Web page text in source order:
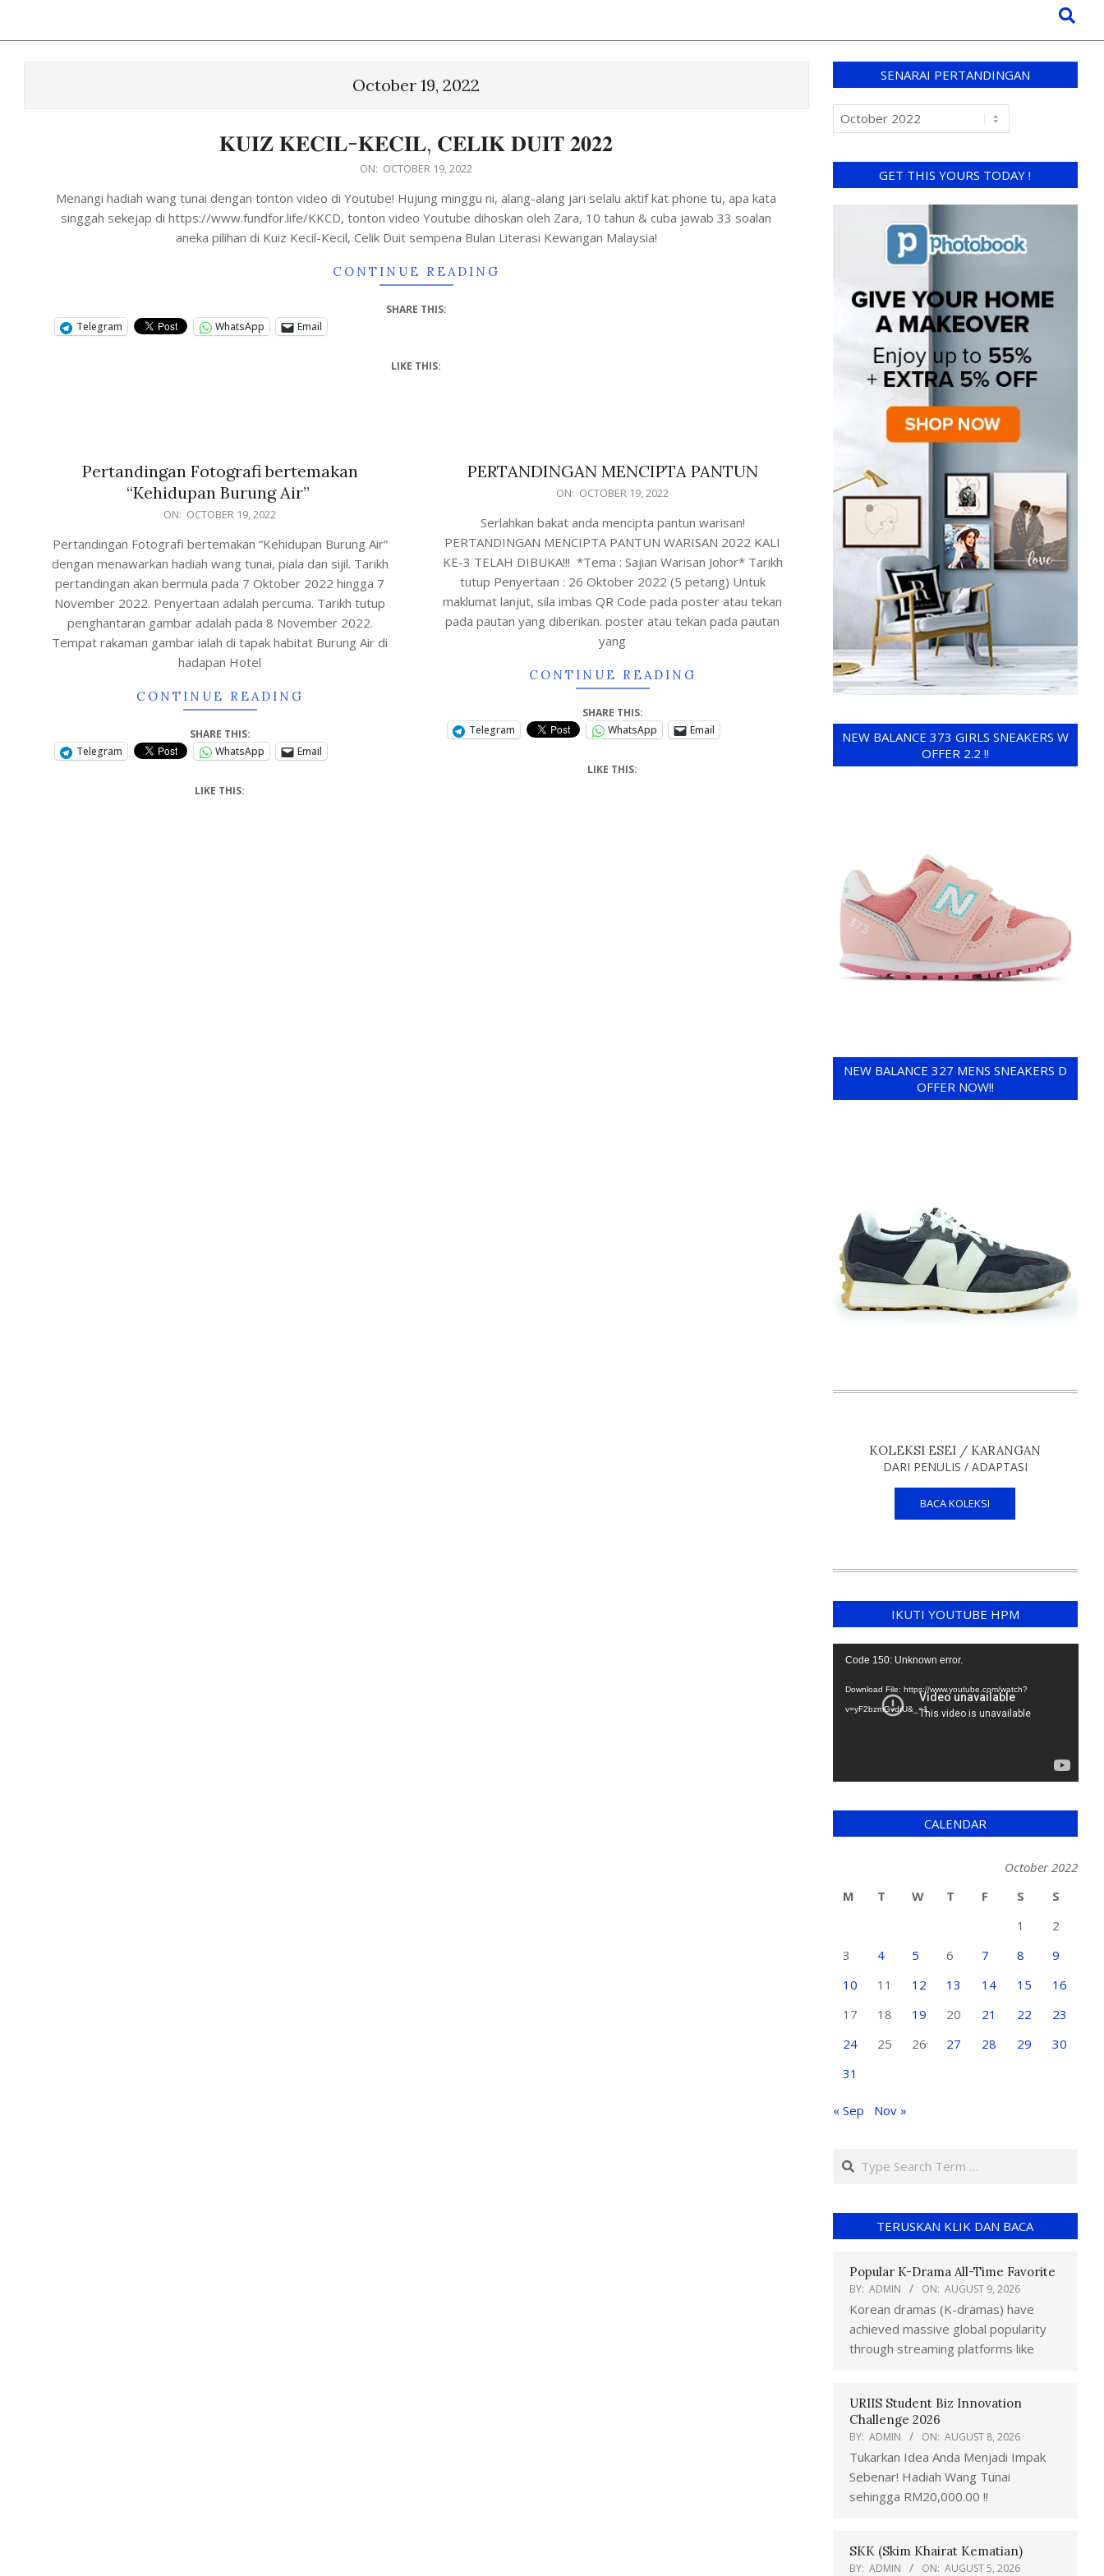
October 19, 2022
𝐊𝐔𝐈𝐙 𝐊𝐄𝐂𝐈𝐋-𝐊𝐄𝐂𝐈𝐋, 𝐂𝐄𝐋𝐈𝐊 𝐃𝐔𝐈𝐓 𝟐𝟎𝟐𝟐
ON: OCTOBER 19, 2022
Menangi hadiah wang tunai dengan tonton video di Youtube! Hujung minggu ni, alang-alang jari selalu aktif kat phone tu, apa kata
singgah sekejap di https://www.fundfor.life/KKCD, tonton video Youtube dihoskan oleh Zara, 10 tahun & cuba jawab 33 soalan
aneka pilihan di Kuiz Kecil-Kecil, Celik Duit sempena Bulan Literasi Kewangan Malaysia!
CONTINUE READING
SHARE THIS:
Telegram
WhatsApp Email
LIKE THIS:
Pertandingan Fotografi bertemakan
“Kehidupan Burung Air”
ON: OCTOBER 19, 2022
Pertandingan Fotografi bertemakan “Kehidupan Burung Air”
dengan menawarkan hadiah wang tunai, piala dan sijil. Tarikh
pertandingan akan bermula pada 7 Oktober 2022 hingga 7
November 2022. Penyertaan adalah percuma. Tarikh tutup
penghantaran gambar adalah pada 8 November 2022.
Tempat rakaman gambar ialah di tapak habitat Burung Air di
hadapan Hotel
CONTINUE READING
SHARE THIS:
Telegram
WhatsApp Email
LIKE THIS:
PERTANDINGAN MENCIPTA PANTUN
ON: OCTOBER 19, 2022
Serlahkan bakat anda mencipta pantun warisan!
PERTANDINGAN MENCIPTA PANTUN WARISAN 2022 KALI
KE-3 TELAH DIBUKA!!! *Tema : Sajian Warisan Johor* Tarikh
tutup Penyertaan : 26 Oktober 2022 (5 petang) Untuk
maklumat lanjut, sila imbas QR Code pada poster atau tekan
pada pautan yang diberikan. poster atau tekan pada pautan
yang
CONTINUE READING
SHARE THIS:
Telegram
WhatsApp Email
LIKE THIS:
SENARAI PERTANDINGAN
GET THIS YOURS TODAY !
NEW BALANCE 373 GIRLS SNEAKERS W
OFFER 2.2 !!
NEW BALANCE 327 MENS SNEAKERS D
OFFER NOW!!
KOLEKSI ESEI / KARANGAN
DARI PENULIS / ADAPTASI
BACA KOLEKSI
IKUTI YOUTUBE HPM
Video
Code 150: Unknown error.
Download File: https://www.youtube.com/watch?
v=yF2bzmGvdrU&_=1
CALENDAR
October 2022
M
T W T F S
S
1
2
3
4 5 6 7 8
9
10
11 12 13 14 15
16
17
18 19 20 21 22
23
24
25 26 27 28 29
30
31
« Sep Nov »
TERUSKAN KLIK DAN BACA
Popular K-Drama All-Time Favorite
BY: ADMIN ON: AUGUST 9, 2026
Korean dramas (K-dramas) have
achieved massive global popularity
through streaming platforms like
URIIS Student Biz Innovation
Challenge 2026
BY: ADMIN ON: AUGUST 8, 2026
Tukarkan Idea Anda Menjadi Impak
Sebenar! Hadiah Wang Tunai
sehingga RM20,000.00 !!
SKK (Skim Khairat Kematian)
BY: ADMIN ON: AUGUST 5, 2026